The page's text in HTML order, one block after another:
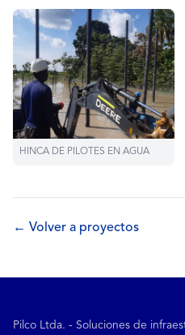
HINCA DE PILOTES EN AGUA
← Volver a proyectos
Pilco Ltda. - Soluciones de